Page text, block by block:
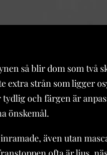
så blir dom som två
strån som ligger
och färgen är
önskemål.
även utan